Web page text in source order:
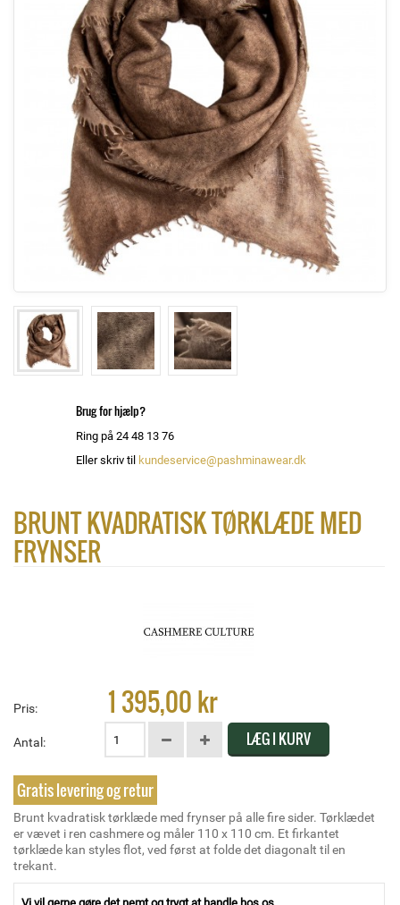
Brug for hjælp?
Ring på 24 48 13 76
Eller skriv til kundeservice@pashminawear.dk
BRUNT KVADRATISK TØRKLÆDE MED
FRYNSER
Pris: 1 395,00 kr
Antal: LÆG I KURV
Gratis levering og retur
Brunt kvadratisk tørklæde med frynser på alle fire sider. Tørklædet
er vævet i ren cashmere og måler 110 x 110 cm. Et firkantet
tørklæde kan styles flot, ved først at folde det diagonalt til en
trekant.